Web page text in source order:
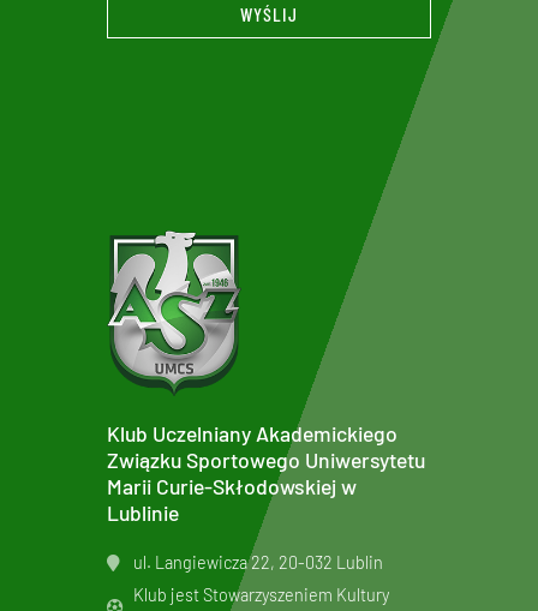
WYŚLIJ
Klub Uczelniany Akademickiego
Związku Sportowego Uniwersytetu
Marii Curie-Skłodowskiej w
Lublinie
ul. Langiewicza 22, 20-032 Lublin
Klub jest Stowarzyszeniem Kultury